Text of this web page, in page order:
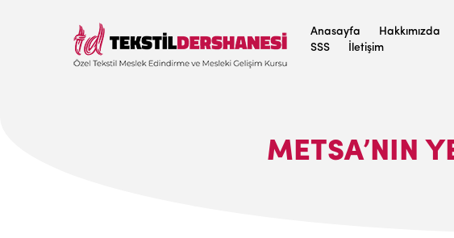
Anasayfa Hakkımızda
SSS
İletişim
METSA’NIN